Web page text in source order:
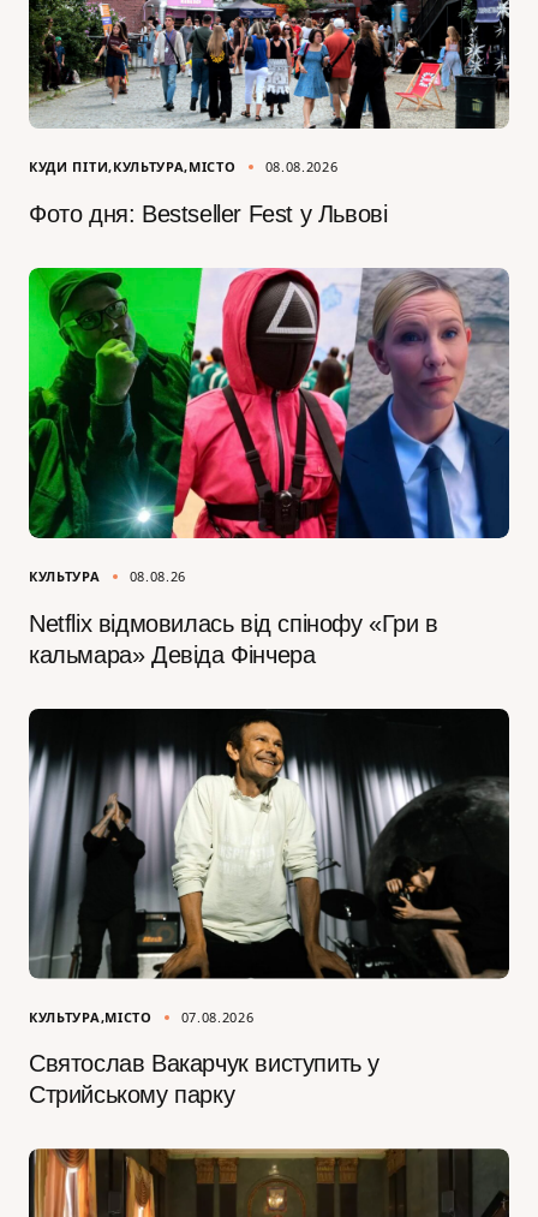
КУДИ ПІТИ КУЛЬТУРА МІСТО 08.08.2026
Фото дня: Bestseller Fest у Львові
КУЛЬТУРА 08.08.26
Netflix відмовилась від спінофу «Гри в
кальмара» Девіда Фінчера
КУЛЬТУРА МІСТО 07.08.2026
Святослав Вакарчук виступить у
Стрийському парку